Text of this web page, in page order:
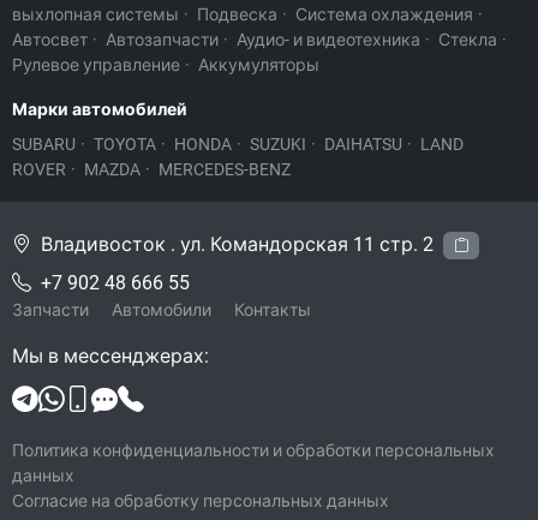
выхлопная системы · Подвеска · Система охлаждения ·
Автосвет · Автозапчасти · Аудио- и видеотехника · Стекла ·
Рулевое управление · Аккумуляторы
Марки автомобилей
SUBARU · TOYOTA · HONDA · SUZUKI · DAIHATSU · LAND
ROVER · MAZDA · MERCEDES-BENZ
Владивосток . ул. Командорская 11 стр. 2
+7 902 48 666 55
Запчасти Автомобили Контакты
Мы в мессенджерах:
Политика конфиденциальности и обработки персональных
данных
Согласие на обработку персональных данных